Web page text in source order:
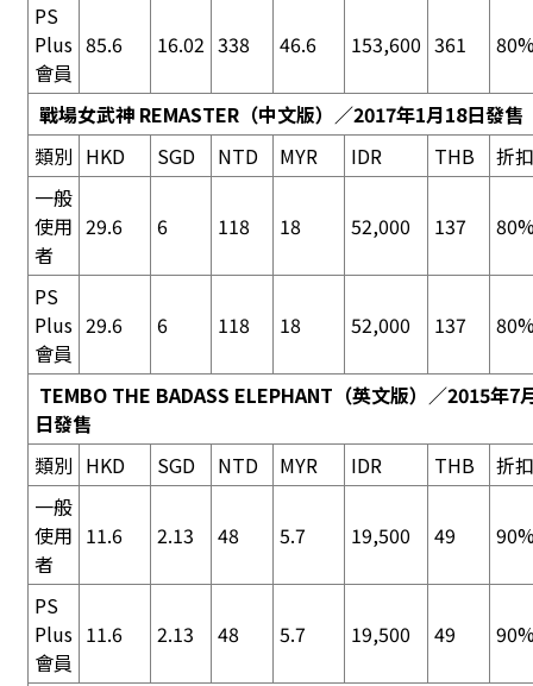
PS
Plus
會員
85.6 16.02 338 46.6 153,600 361
戰場女武神 REMASTER（中文版）／2017年1月18日發售
類別 HKD SGD NTD MYR IDR THB
折
一般
使用
者
29.6 6 118 18 52,000 137
PS
Plus
會員
29.6 6 118 18 52,000 137
TEMBO THE BADASS ELEPHANT （英文版）／2015年7
日發售
類別 HKD SGD NTD MYR IDR THB
折
一般
使用
者
11.6 2.13 48 5.7 19,500 49
PS
Plus
會員
11.6 2.13 48 5.7 19,500 49